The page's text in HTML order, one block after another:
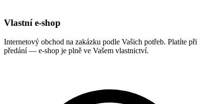
Vlastní e-shop
Internetový obchod na zakázku podle Vašich potřeb. Platíte při
předání — e-shop je plně ve Vašem vlastnictví.